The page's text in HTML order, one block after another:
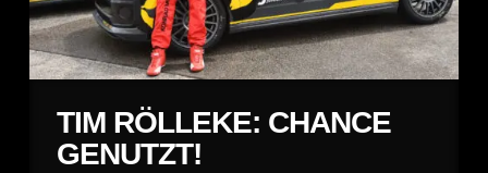
TIM RÖLLEKE: CHANCE
GENUTZT!